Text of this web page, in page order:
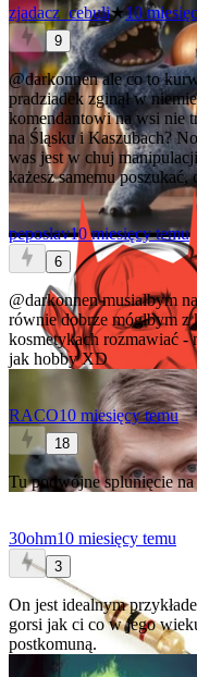
zjadacz_cebuli★10
9
@darkonnenale co to
pradziadek zginął w
komendantowi na wsi nie
na Śląsku i Kaszubach?
was jest w chuj
każesz samemu poszukać,
peposlav10 miesięcy temu
6
@darkonnenmusiałbym
równie dobrze mógłbym
kosmetykach rozmawiać -
jak hobby XD
RACO10 miesięcy temu
18
Tu podwójne splunięcie
30ohm10 miesięcy temu
3
On jest idealnym
gorsi jak ci co w jego
postkomuną.